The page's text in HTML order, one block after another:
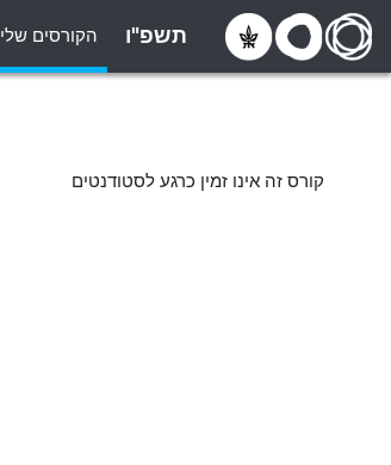
דילוג לתוכן הראשי
תשפ"ו הקורסים שלי
קורס זה אינו זמין כרגע לסטודנטים